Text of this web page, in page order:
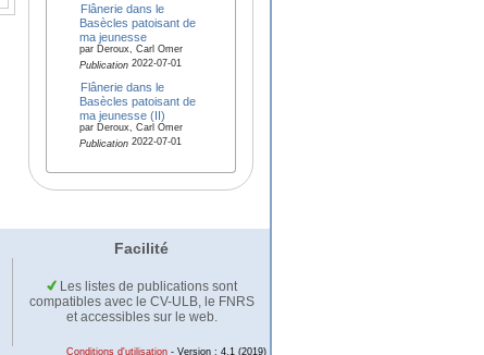
Flânerie dans le
Basècles patoisant de
ma jeunesse
par Deroux, Carl Omer
Publication2022-07-01
Flânerie dans le
Basècles patoisant de
ma jeunesse (II)
par Deroux, Carl Omer
Publication2022-07-01
Facilité
Les listes de publications sont
compatibles avec le CV-ULB, le FNRS
et accessibles sur le web.
Conditions d'utilisation - Version : 4.1 (2019)